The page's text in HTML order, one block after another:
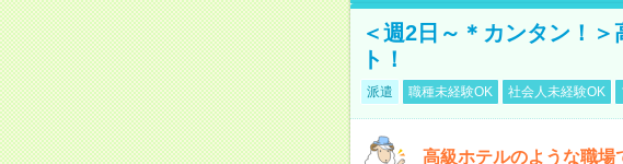
＜週2日～＊カンタン！
ト！
派遣 職種未経験OK 社会人未経験OK
高級ホテルのような職場